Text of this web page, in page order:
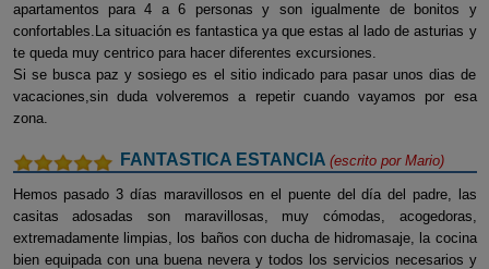
apartamentos para 4 a 6 personas y son igualmente de bonitos y
confortables.La situación es fantastica ya que estas al lado de asturias y
te queda muy centrico para hacer diferentes excursiones.
Si se busca paz y sosiego es el sitio indicado para pasar unos dias de
vacaciones,sin duda volveremos a repetir cuando vayamos por esa
zona.
FANTASTICA ESTANCIA (escrito por Mario)
Hemos pasado 3 días maravillosos en el puente del día del padre, las
casitas adosadas son maravillosas, muy cómodas, acogedoras,
extremadamente limpias, los baños con ducha de hidromasaje, la cocina
bien equipada con una buena nevera y todos los servicios necesarios y